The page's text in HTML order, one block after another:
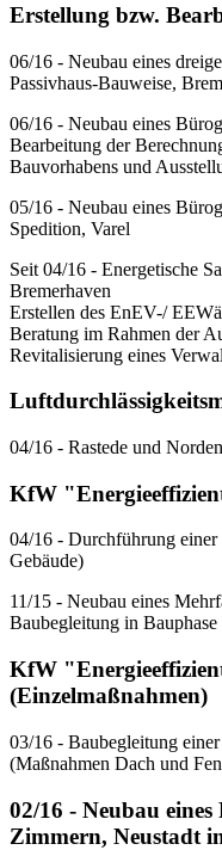
Erstellung bzw.
06/16 - Neubau eines
Passivhaus-Bauweise,
06/16 - Neubau eines
Bearbeitung der
Bauvorhabens und
05/16 - Neubau eines
Spedition, Varel
Seit 04/16 - Energetische
Bremerhaven
Erstellen des EnEV-/
Beratung im Rahmen der
Revitalisierung eines
04/16 - Rastede und
KfW
04/16 - Durchführung
Gebäude)
11/15 - Neubau eines
Baubegleitung in
KfW
(Einzelmaßnahmen)
03/16 - Baubegleitung
(Maßnahmen Dach und
02/16 - Neubau
Zimmern, Neustadt